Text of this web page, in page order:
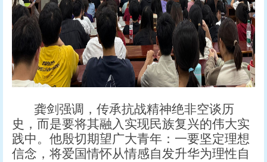
龚剑强调，传承抗战精神绝非空谈历
史，而是要将其融入实现民族复兴的伟大实
践中。他殷切期望广大青年：一要坚定理想
信念，将爱国情怀从情感自发升华为理性自